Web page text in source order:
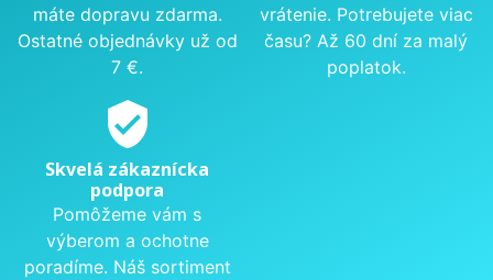
máte dopravu zdarma.
Ostatné objednávky už od
7 €.
vrátenie. Potrebujete viac
času? Až 60 dní za malý
poplatok.
verified_user
Skvelá zákaznícka
podpora
Pomôžeme vám s
výberom a ochotne
poradíme. Náš sortiment